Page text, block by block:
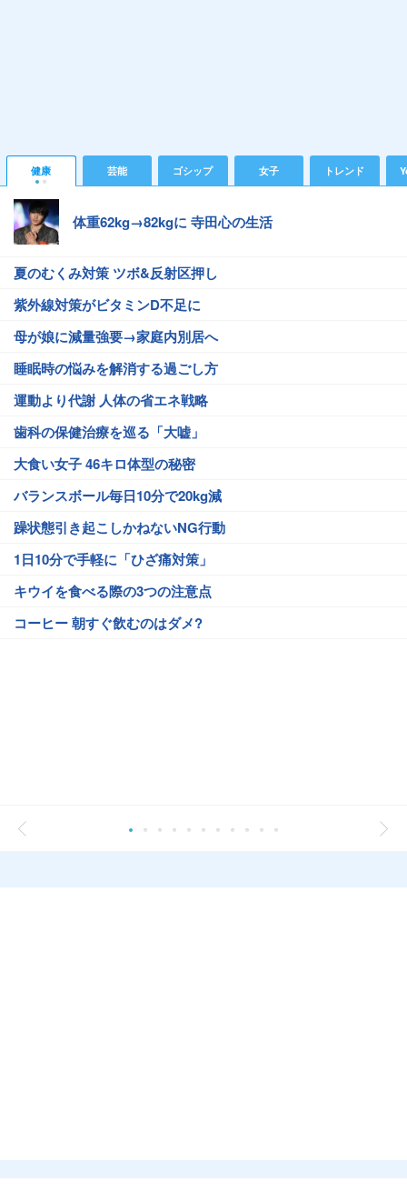
健康 芸能 ゴシップ 女子 トレンド
体重62kg→82kgに 寺田心の生活
夏のむくみ対策 ツボ&反射区押し
紫外線対策がビタミンD不足に
母が娘に減量強要→家庭内別居へ
睡眠時の悩みを解消する過ごし方
運動より代謝 人体の省エネ戦略
歯科の保健治療を巡る「大嘘」
大食い女子 46キロ体型の秘密
バランスボール毎日10分で20kg減
躁状態引き起こしかねないNG行動
1日10分で手軽に「ひざ痛対策」
キウイを食べる際の3つの注意点
コーヒー 朝すぐ飲むのはダメ?